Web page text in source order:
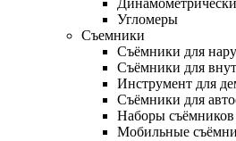
Угломеры
Съемники
Съёмники для
Съёмники для
Инструмент для
Съёмники для
Наборы съёмников
Мобильные